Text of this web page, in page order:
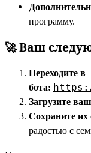
программу.
🚀 Ваш
Переходите в
бота:
Загрузите
Сохраните
радостью с